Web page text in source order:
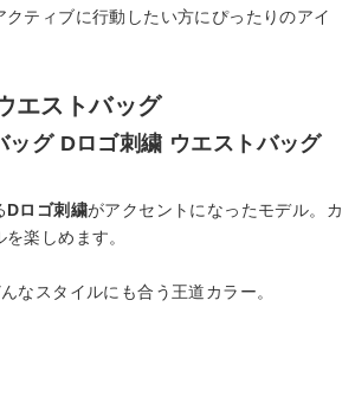
ティブに行動したい方にぴったりのアイ
エストバッグ
ッグ Dロゴ刺繍 ウエストバッグ
Dロゴ刺繍がアクセントになったモデル。カ
楽しめます。
なスタイルにも合う王道カラー。